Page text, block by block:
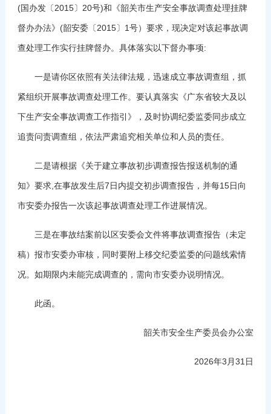
(国办发〔2015〕20号)和《韶关市生产安全事故调查处理挂牌
督办办法》(韶安委〔2015〕1号）要求，现决定对该起事故调
查处理工作实行挂牌督办。具体落实以下督办事项:
一是请你区依照有关法律法规，迅速成立事故调查组，抓
紧组织开展事故调查处理工作。要认真落实《广东省较大及以
下生产安全事故调查工作指引》，及时协调纪委监委同步成立
追责问责调查组，依法严肃追究相关单位和人员的责任。
二是请根据《关于建立事故初步调查报告报送机制的通
知》要求,在事故发生后7日内提交初步调查报告，并每15日向
市安委办报告一次该起事故调查处理工作进展情况。
三是在事故结案前以区安委会文件将事故调查报告（未定
稿）报市安委办审核，同时要附上移交纪委监委的问题线索情
况。如期限内未能完成调查的，需向市安委办说明情况。
此函。
韶关市安全生产委员会办公室
2026年3月31日